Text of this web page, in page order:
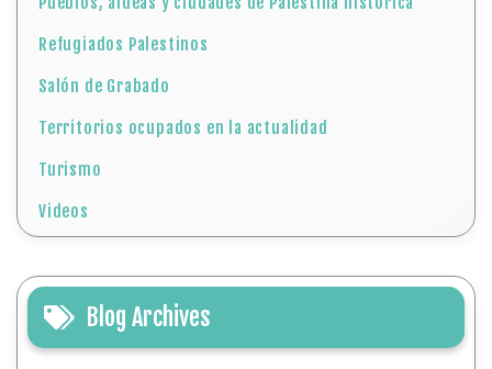
Refugiados Palestinos
Salón de Grabado
Territorios ocupados en la actualidad
Turismo
Videos
Blog Archives